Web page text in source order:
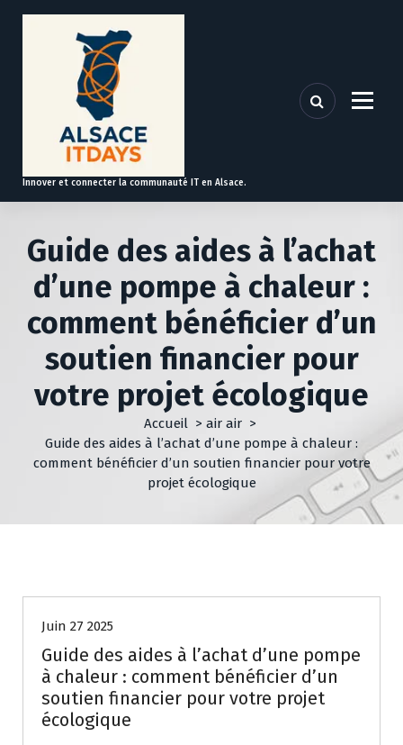
t
Innover et connecter la communauté IT en Alsace.
Guide des aides à l’achat
d’une pompe à chaleur :
comment bénéficier d’un
soutien financier pour
votre projet écologique
Accueil> air air>
Guide des aides à l’achat d’une pompe à chaleur :
comment bénéficier d’un soutien financier pour votre
projet écologique
Juin 27 2025
Guide des aides à l’achat d’une pompe
à chaleur : comment bénéficier d’un
soutien financier pour votre projet
écologique